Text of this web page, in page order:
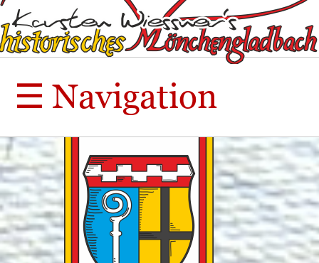
☰ Navigation